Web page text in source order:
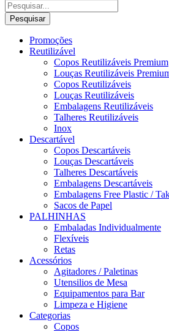
Pesquisar
Promoções
Reutilizável
Copos Reutilizáveis Premium
Louças Reutilizáveis
Copos Reutilizáveis
Louças Reutilizáveis
Embalagens Reutilizáveis
Talheres Reutilizáveis
Inox
Descartável
Copos Descartáveis
Louças Descartáveis
Talheres Descartáveis
Embalagens Descartáveis
Embalagens Free Plastic /
Sacos de Papel
PALHINHAS
Embaladas Individualmente
Flexíveis
Retas
Acessórios
Agitadores / Paletinas
Utensilios de Mesa
Equipamentos para Bar
Limpeza e Higiene
Categorias
Copos